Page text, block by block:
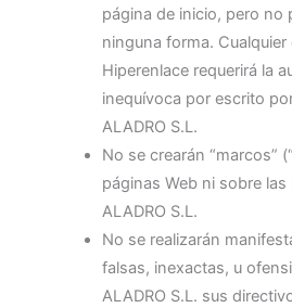
página de inicio, pero no
ninguna forma.
Hiperenlace requerirá la
inequívoca por escrito
ALADRO S.L.
No se crearán “marcos”
páginas Web ni sobre
ALADRO S.L.
No se realizarán
falsas, inexactas, u
ALADRO S.L. sus